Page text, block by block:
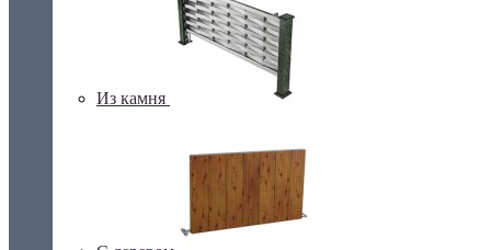
Из камня